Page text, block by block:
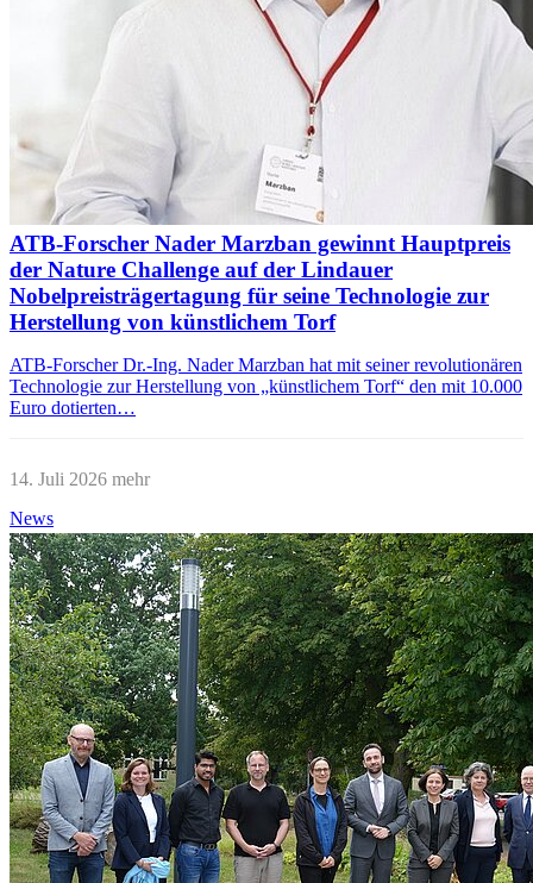
ATB-Forscher Nader Marzban gewinnt Hauptpreis
der Nature Challenge auf der Lindauer
Nobelpreisträgertagung für seine Technologie zur
Herstellung von künstlichem Torf
ATB-Forscher Dr.-Ing. Nader Marzban hat mit seiner revolutionären
Technologie zur Herstellung von „künstlichem Torf“ den mit 10.000
Euro dotierten…
14. Juli 2026 mehr
News